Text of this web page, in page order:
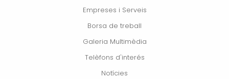
Empreses i Serveis
Borsa de treball
Galeria Multimèdia
Telèfons d'interés
Notícies